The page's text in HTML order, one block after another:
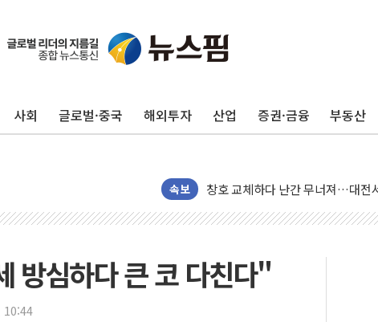
사회 글로벌·중국 해외투자 산업 증권·금융 부동산
속보
"최대 2시간 앞서 침수 예측"…건
[속보] 종합특검, '尹 관저 이전 감
日, 4~6월 105조원 환시 개입...4월
방심하다 큰 코 다친다"
10:44